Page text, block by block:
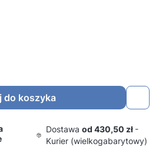
do koszyka
Dostawaod 430,50 zł -
Kurier (wielkogabarytowy)